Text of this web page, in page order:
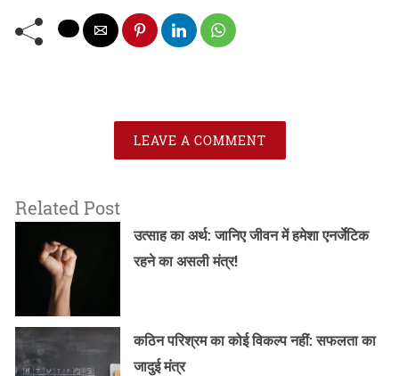
LEAVE A COMMENT
Related Post
उत्साह का अर्थ: जानिए जीवन में हमेशा एनर्जेटिक
रहने का असली मंत्र!
कठिन परिश्रम का कोई विकल्प नहीं: सफलता का
जादुई मंत्र